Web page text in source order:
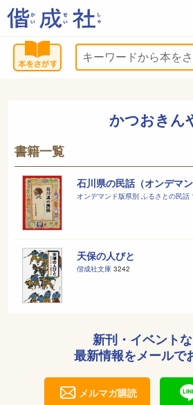
かつおきん
書籍一覧
石川県の民話（オンデマン
オンデマンド版県別 ふるさとの民話
天保の人びと
偕成社文庫 3242
新刊・イベントな
最新情報をメールで
メルマガ購読